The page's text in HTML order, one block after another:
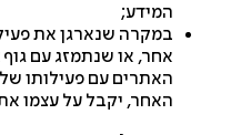
המידע;
במקרה שנארגן את פעילות
אחר, או שנתמזג עם גוף אחר,
האתרים עם פעילותו של
האחר, יקבל על עצמו את